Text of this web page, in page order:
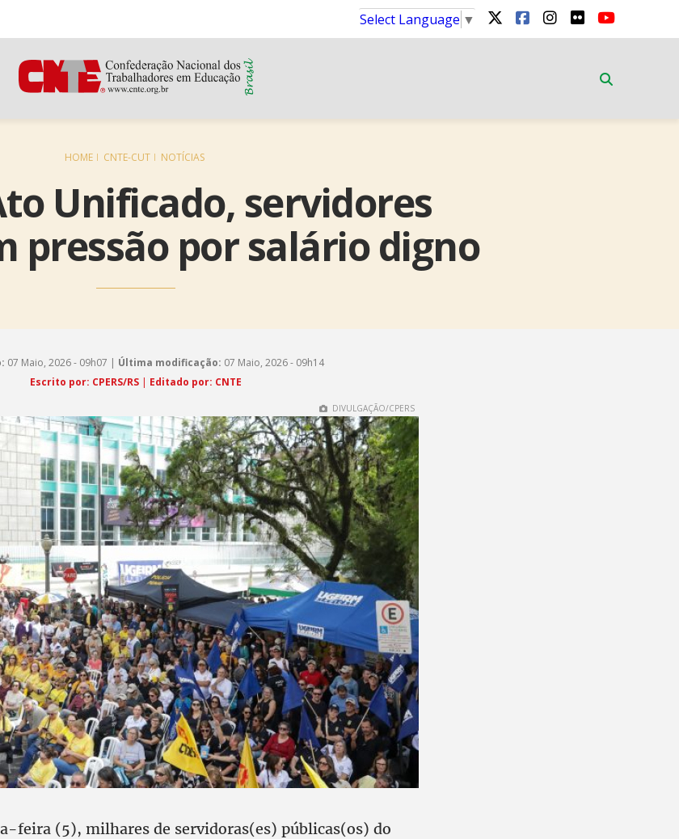
Select Language ▼
HOME CNTE-CUT NOTÍCIAS
Unificado, servidores
pressão por salário digno
07 Maio, 2026 - 09h07 | Última modificação: 07 Maio, 2026 - 09h14
Escrito por: CPERS/RS | Editado por: CNTE
DIVULGAÇÃO/CPERS
feira (5), milhares de servidoras(es) públicas(os) do